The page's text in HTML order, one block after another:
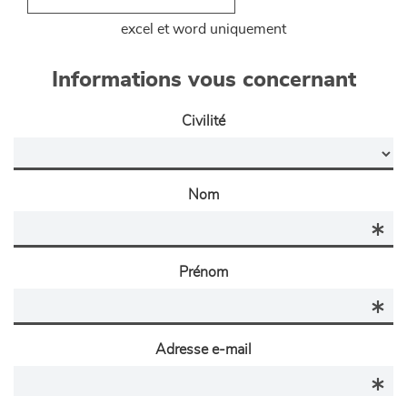
excel et word uniquement
Informations vous concernant
Civilité
Nom
Prénom
Adresse e-mail